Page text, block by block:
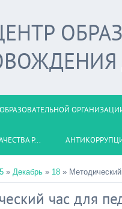
Р...
» Декабрь » 18 »
час для